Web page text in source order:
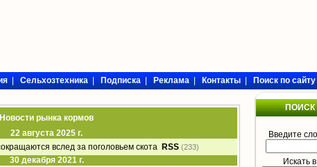
|Сельхозтехника|Подписка|Реклама|Контакты|Поиск по сайту
Новости рынка кормов
22 августа 2025 г.
вслед за поголовьем скота RSS (233)
30 декабря 2021 г.
ПОИСК
Введите
Искать